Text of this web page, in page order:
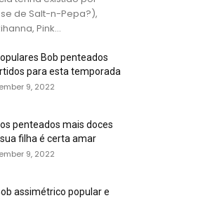
de Salt-n-Pepa?),
Pink...
Bob penteados
para esta temporada
9, 2022
penteados mais doces
filha é certa amar
9, 2022
assimétrico popular e